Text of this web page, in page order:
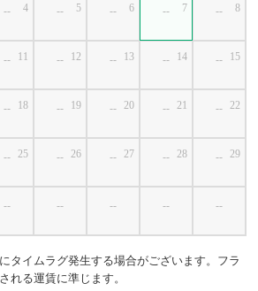
-- 4 -- 5 -- 6 -- 7 -- 8
-- 11 -- 12 -- 13 -- 14 -- 15
-- 18 -- 19 -- 20 -- 21 -- 22
-- 25 -- 26 -- 27 -- 28 -- 29
-- -- -- -- --
タイムラグ発生する場合がございます。フラ
れる運賃に準じます。